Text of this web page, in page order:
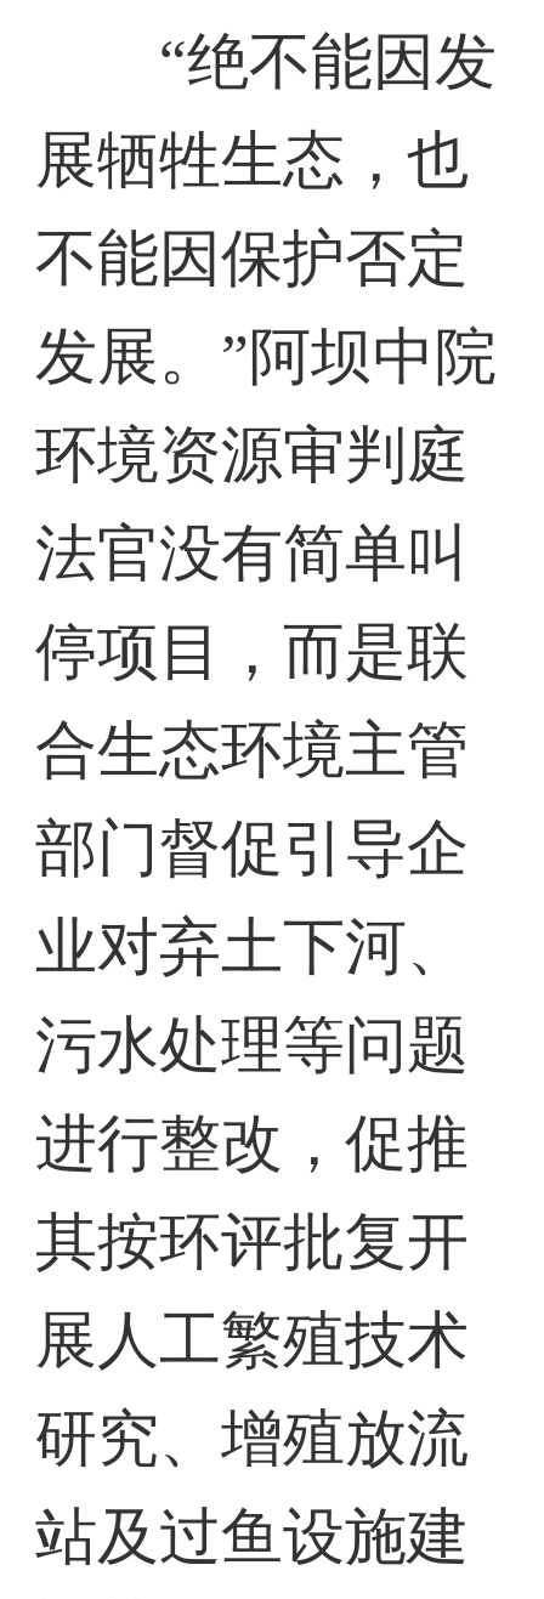
“绝不能因发
展牺牲生态，也
不能因保护否定
发展。”阿坝中院
环境资源审判庭
法官没有简单叫
停项目，而是联
合生态环境主管
部门督促引导企
业对弃土下河、
污水处理等问题
进行整改，促推
其按环评批复开
展人工繁殖技术
研究、增殖放流
站及过鱼设施建